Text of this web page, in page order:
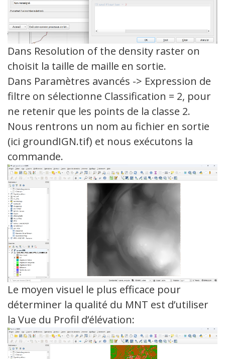
Dans Resolution of the density raster on
choisit la taille de maille en sortie.
Dans Paramètres avancés -> Expression de
filtre on sélectionne Classification = 2, pour
ne retenir que les points de la classe 2.
Nous rentrons un nom au fichier en sortie
(ici groundIGN.tif) et nous exécutons la
commande.
Le moyen visuel le plus efficace pour
déterminer la qualité du MNT est d’utiliser
la Vue du Profil d’élévation: